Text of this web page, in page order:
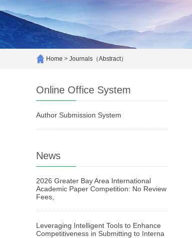
Home > Journals（Abstract）
Online Office System
Author Submission System
News
2026 Greater Bay Area International
Academic Paper Competition: No Review
Fees,
Leveraging Intelligent Tools to Enhance
Competitiveness in Submitting to Interna